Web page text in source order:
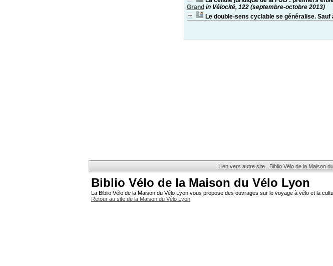
Grand in Vélocité, 122 (septembre-octobre 2013)
Le double-sens cyclable se généralise. Sauf
Lien vers autre site Biblio Vélo de la Maison
Biblio Vélo de la Maison du Vélo Lyon
La Biblio Vélo de la Maison du Vélo Lyon vous propose des ouvrages sur le voyage à vélo et la
Retour au site de la Maison du Vélo Lyon